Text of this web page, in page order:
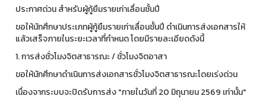
ประกาศด่วน สำหรับผู้กู้ยืมรายเก่าเลื่อนชั้นปี
ขอให้นักศึกษาประเภทผู้กู้ยืมรายเก่าเลื่อนชั้นปี ดำเนินการส่งเอกสารให้
แล้วเสร็จภายในระยะเวลาที่กำหนด โดยมีรายละเอียดดังนี้
1. การส่งชั่วโมงจิตสาธารณะ / ชั่วโมงจิตอาสา
ขอให้นักศึกษาดำเนินการส่งเอกสารชั่วโมงจิตสาธารณะโดยเร่งด่วน
เนื่องจากระบบจะปิดรับการส่ง "ภายในวันที่ 20 มิถุนายน 2569 เท่านั้น"